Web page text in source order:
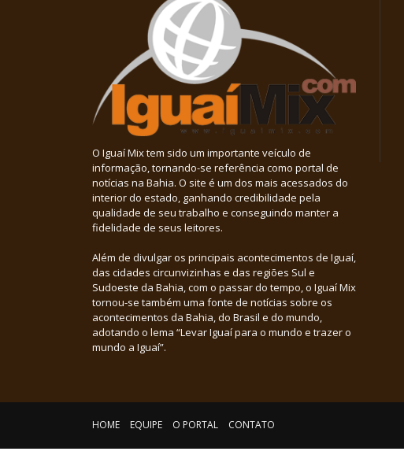
O Iguaí Mix tem sido um importante veículo de
informação, tornando-se referência como portal de
notícias na Bahia. O site é um dos mais acessados do
interior do estado, ganhando credibilidade pela
qualidade de seu trabalho e conseguindo manter a
fidelidade de seus leitores.
Além de divulgar os principais acontecimentos de Iguaí,
das cidades circunvizinhas e das regiões Sul e
Sudoeste da Bahia, com o passar do tempo, o Iguaí Mix
tornou-se também uma fonte de notícias sobre os
acontecimentos da Bahia, do Brasil e do mundo,
adotando o lema “Levar Iguaí para o mundo e trazer o
mundo a Iguaí”.
HOME EQUIPE O PORTAL CONTATO